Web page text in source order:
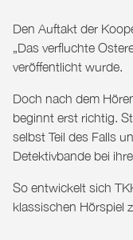
Den Auftakt der
„Das verfluchte
veröffentlicht wurde.
Doch nach dem
beginnt erst richtig.
selbst Teil des Falls
Detektivbande bei
So entwickelt sich
klassischen Hörspiel